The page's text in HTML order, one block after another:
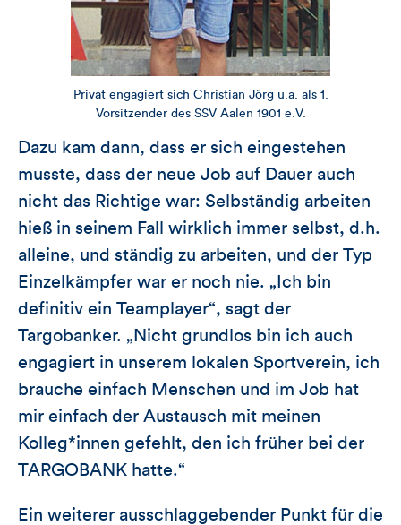
Privat engagiert sich Christian Jörg u.a. als 1.
Vorsitzender des SSV Aalen 1901 e.V.
Dazu kam dann, dass er sich eingestehen
musste, dass der neue Job auf Dauer auch
nicht das Richtige war: Selbständig arbeiten
hieß in seinem Fall wirklich immer selbst, d.h.
alleine, und ständig zu arbeiten, und der Typ
Einzelkämpfer war er noch nie. „Ich bin
definitiv ein Teamplayer“, sagt der
Targobanker. „Nicht grundlos bin ich auch
engagiert in unserem lokalen Sportverein, ich
brauche einfach Menschen und im Job hat
mir einfach der Austausch mit meinen
Kolleg*innen gefehlt, den ich früher bei der
TARGOBANK hatte.“
Ein weiterer ausschlaggebender Punkt für die